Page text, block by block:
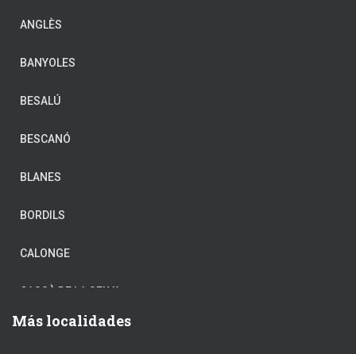
ANGLÈS
BANYOLES
BESALÚ
BESCANÓ
BLANES
BORDILS
CALONGE
CASSÀ DE LA SELVA
CASTELL-PLATJA D’ARO
Más localidades